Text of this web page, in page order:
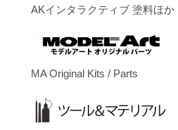
AKインタラクティブ 塗料ほか
MA Original Kits / Parts